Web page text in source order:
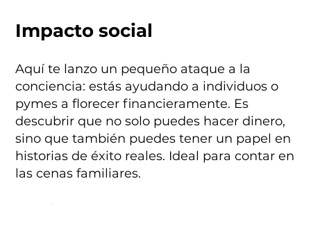
Impacto social
Aquí te lanzo un pequeño ataque a la
conciencia: estás ayudando a individuos o
pymes a florecer financieramente. Es
descubrir que no solo puedes hacer dinero,
sino que también puedes tener un papel en
historias de éxito reales. Ideal para contar en
las cenas familiares.